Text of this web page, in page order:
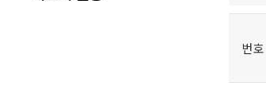
번호